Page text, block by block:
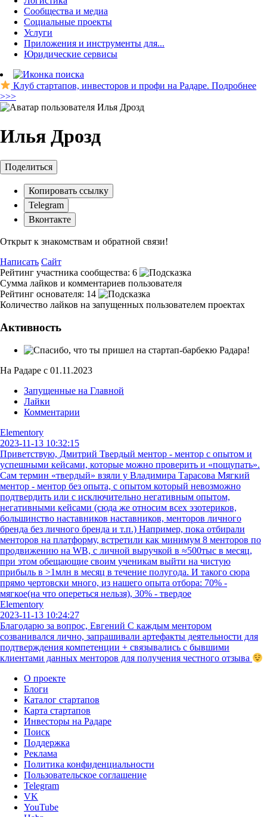
Сообщества и медиа
Социальные проекты
Услуги
Приложения и инструменты для...
Юридические сервисы
Клуб стартапов, инвесторов и профи на Радаре. Подробнее
>>>
Илья Дрозд
Поделиться
Копировать ссылку
Telegram
Вконтакте
Открыт к знакомствам и обратной связи!
Написать Сайт
Рейтинг участника сообщества: 6
Сумма лайков и комментариев пользователя
Рейтинг основателя: 14
Количество лайков на запущенных пользователем проектах
Активность
На Радаре с 01.11.2023
Запущенные на Главной
Лайки
Комментарии
Elementory
2023-11-13 10:32:15
Приветствую, Дмитрий Твердый ментор - ментор с опытом и
успешными кейсами, которые можно проверить и «пощупать».
Сам термин «твердый» взяли у Владимира Тарасова Мягкий
ментор - ментор без опыта, с опытом который невозможно
подтвердить или с исключительно негативным опытом,
негативными кейсами (сюда же относим всех эзотериков,
большинство наставников наставников, менторов личного
бренда без личного бренда и т.п.) Например, пока отбирали
менторов на платформу, встретили как минимум 8 менторов по
продвижению на WB, с личной выручкой в ≈500тыс в месяц,
при этом обещающие своим ученикам выйти на чистую
прибыль в >1млн в месяц в течение полугода. И такого сюра
прямо чертовски много, из нашего опыта отбора: 70% -
мягкое(на что опереться нельзя), 30% - твердое
Elementory
2023-11-13 10:24:27
Благодарю за вопрос, Евгений С каждым ментором
созванивался лично, запрашивали артефакты деятельности для
подтверждения компетенции + связывались с бывшими
клиентами данных менторов для получения честного отзыва
О проекте
Блоги
Каталог стартапов
Карта стартапов
Инвесторы на Радаре
Поиск
Поддержка
Реклама
Политика конфиденциальности
Пользовательское соглашение
Telegram
VK
YouTube